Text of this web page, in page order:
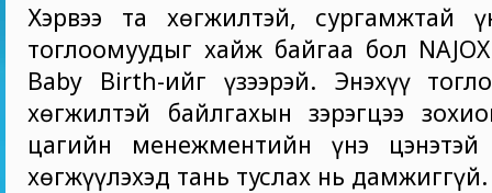
Хэрвээ та хөгжилтэй, сургамжтай
тоглоомуудыг хайж байгаа бол
Baby Birth-ийг үзээрэй. Энэхүү
хөгжилтэй байлгахын зэрэгцээ
цагийн менежментийн үнэ
хөгжүүлэхэд тань туслах нь дамжиггүй.